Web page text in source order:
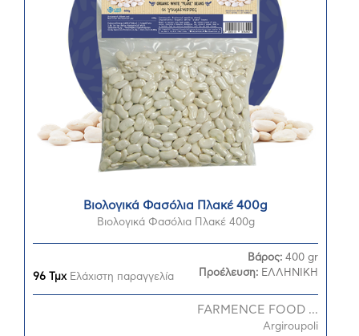
Βιολογικά Φασόλια Πλακέ 400g
Βιολογικά Φασόλια Πλακέ 400g
96 ΤμχΕλάχιστη παραγγελία
Βάρος: 400 gr
Προέλευση: ΕΛΛΗΝΙΚΗ
FARMENCE FOOD ...
Argiroupoli